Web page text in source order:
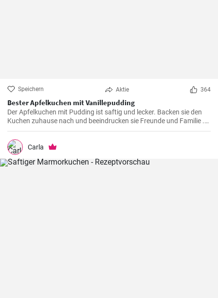
Speichern Aktie 364
Bester Apfelkuchen mit Vanillepudding
Der Apfelkuchen mit Pudding ist saftig und lecker. Backen sie den
Kuchen zuhause nach und beeindrucken sie Freunde und Familie .
Passend zur Herbstzeit in der Apfelernte.
Carla